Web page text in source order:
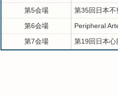
第5会場
第35回日本不
第6会場
Peripheral
第7会場
第19回日本心